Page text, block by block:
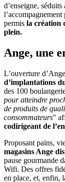
d’enseigne,
permis la création
plein.
Ange, une
L’ouverture
d’implantations
des 100
pour atteindre
de produits de
consommateurs"
codirigeant de
Proposant pains,
magasins Ange
pause gourmande
Wifi. Des offres
en place, et, enfin,